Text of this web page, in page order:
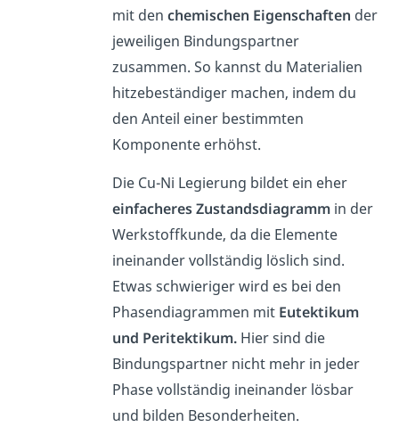
mit denchemischen Eigenschaften der
jeweiligen Bindungspartner
zusammen. So kannst du Materialien
hitzebeständiger machen, indem du
den Anteil einer bestimmten
Komponente erhöhst.
Die Cu-Ni Legierung bildet ein eher
einfacheres Zustandsdiagramm in der
Werkstoffkunde, da die Elemente
ineinander vollständig löslich sind.
Etwas schwieriger wird es bei den
Phasendiagrammen mit Eutektikum
und Peritektikum. Hier sind die
Bindungspartner nicht mehr in jeder
Phase vollständig ineinander lösbar
und bilden Besonderheiten.